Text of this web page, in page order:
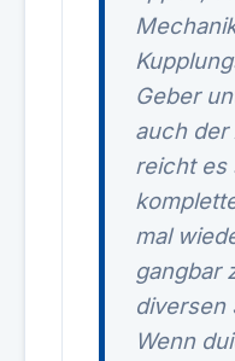
Geber
auch der
reicht es
mal
gangbar
diversen
Wenn